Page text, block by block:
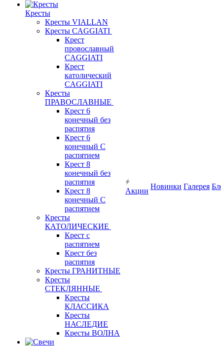
Кресты
Кресты VIALLAN
Кресты CAGGIATI
Крест
провославный
CAGGIATI
Крест
католический
CAGGIATI
Кресты
ПРАВОСЛАВНЫЕ
Крест 6
конечный без
распятия
Крест 6
конечный С
распятием
Крест 8
конечный без
распятия
Крест 8
конечный С
распятием
Кресты
КАТОЛИЧЕСКИЕ
Крест с
распятием
Крест без
распятия
Кресты ГРАНИТНЫЕ
Кресты
СТЕКЛЯННЫЕ
Кресты
КЛАССИКА
Кресты
НАСЛЕДИЕ
Кресты ВОЛНА
Акции
Новинки Галерея